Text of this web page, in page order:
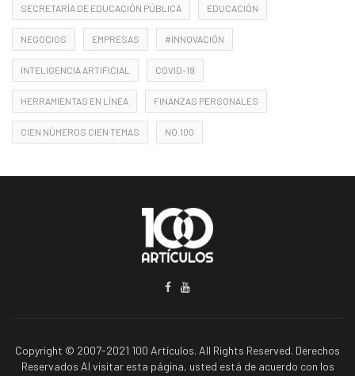
SECRETARÍA DE EDUCACIÓN PÚBLICA EDUCACIÓN
NEGOCIOS EMPRESAS #INNOVACIÓN
INTELIGENCIA ARTIFICIAL COVID-19
HERRAMIENTAS EN LÍNEA FINANZAS PERSONALES
CIEN NÚMEROS CIEN TEMAS NO.100
Copyright © 2007-2021 100 Artículos. All Rights Reserved. Derechos
Reservados Al visitar esta página, usted está de acuerdo con los